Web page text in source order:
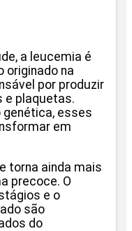
a leucemia é
originado na
por produzir
e plaquetas.
genética, esses
em
torna ainda mais
precoce. O
e o
são
do